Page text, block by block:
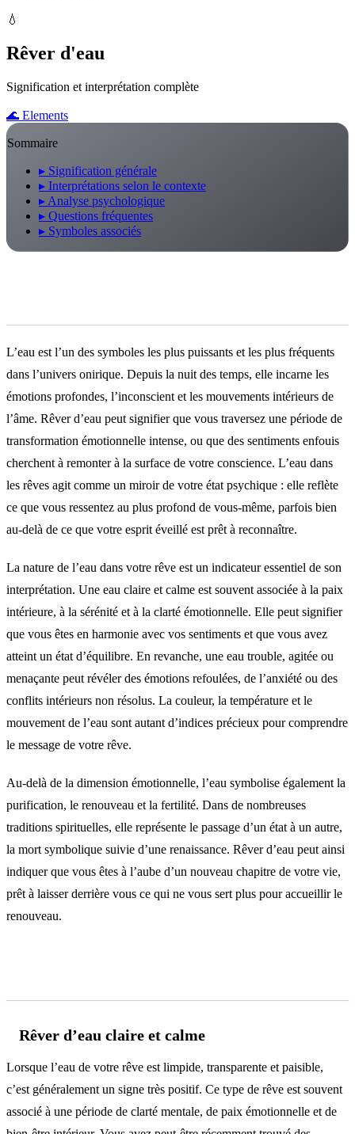
💧
Rêver d'eau
Signification et interprétation complète
🌊 Elements
Sommaire
▸ Signification générale
▸ Interprétations selon le contexte
▸ Analyse psychologique
▸ Questions fréquentes
▸ Symboles associés
L’eau est l’un des symboles les plus puissants et les plus fréquents
dans l’univers onirique. Depuis la nuit des temps, elle incarne les
émotions profondes, l’inconscient et les mouvements intérieurs de
l’âme. Rêver d’eau peut signifier que vous traversez une période de
transformation émotionnelle intense, ou que des sentiments enfouis
cherchent à remonter à la surface de votre conscience. L’eau dans
les rêves agit comme un miroir de votre état psychique : elle reflète
ce que vous ressentez au plus profond de vous-même, parfois bien
au-delà de ce que votre esprit éveillé est prêt à reconnaître.
La nature de l’eau dans votre rêve est un indicateur essentiel de son
interprétation. Une eau claire et calme est souvent associée à la paix
intérieure, à la sérénité et à la clarté émotionnelle. Elle peut signifier
que vous êtes en harmonie avec vos sentiments et que vous avez
atteint un état d’équilibre. En revanche, une eau trouble, agitée ou
menaçante peut révéler des émotions refoulées, de l’anxiété ou des
conflits intérieurs non résolus. La couleur, la température et le
mouvement de l’eau sont autant d’indices précieux pour comprendre
le message de votre rêve.
Au-delà de la dimension émotionnelle, l’eau symbolise également la
purification, le renouveau et la fertilité. Dans de nombreuses
traditions spirituelles, elle représente le passage d’un état à un autre,
la mort symbolique suivie d’une renaissance. Rêver d’eau peut ainsi
indiquer que vous êtes à l’aube d’un nouveau chapitre de votre vie,
prêt à laisser derrière vous ce qui ne vous sert plus pour accueillir le
renouveau.
Rêver d’eau claire et calme
Lorsque l’eau de votre rêve est limpide, transparente et paisible,
c’est généralement un signe très positif. Ce type de rêve est souvent
associé à une période de clarté mentale, de paix émotionnelle et de